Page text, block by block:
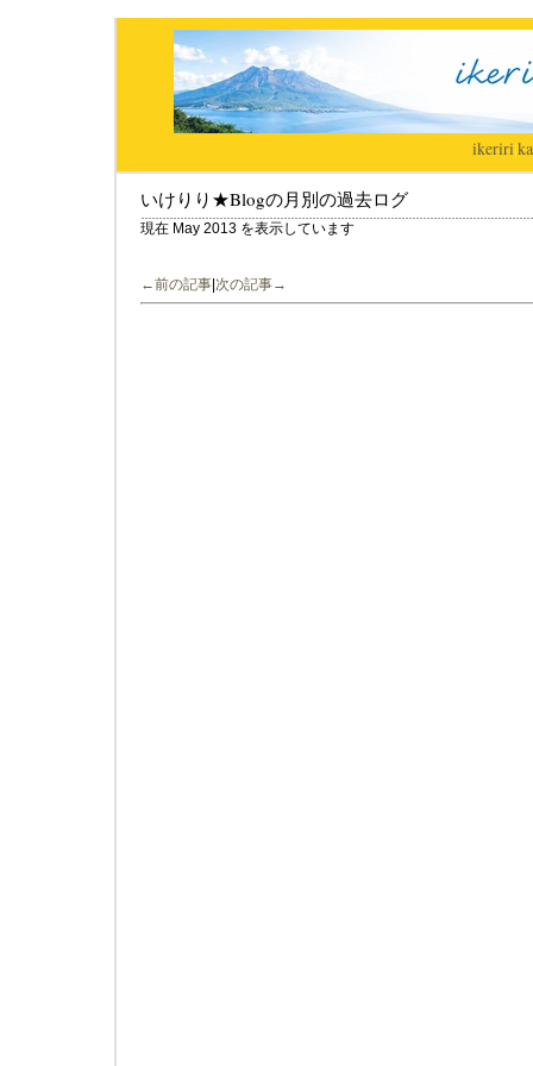
ikeriri|
いけりり★Blogの月別の過去ログ
現在 May 2013 を表示しています
←前の記事 次の記事→